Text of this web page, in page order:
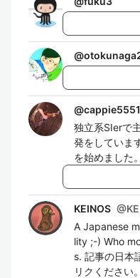
@
@cappie5551
独立系SIerで
発をしていま
を始めました。
KEINOS @
A Japanese
lity ;-) Who
s. 記事の日本
リクください